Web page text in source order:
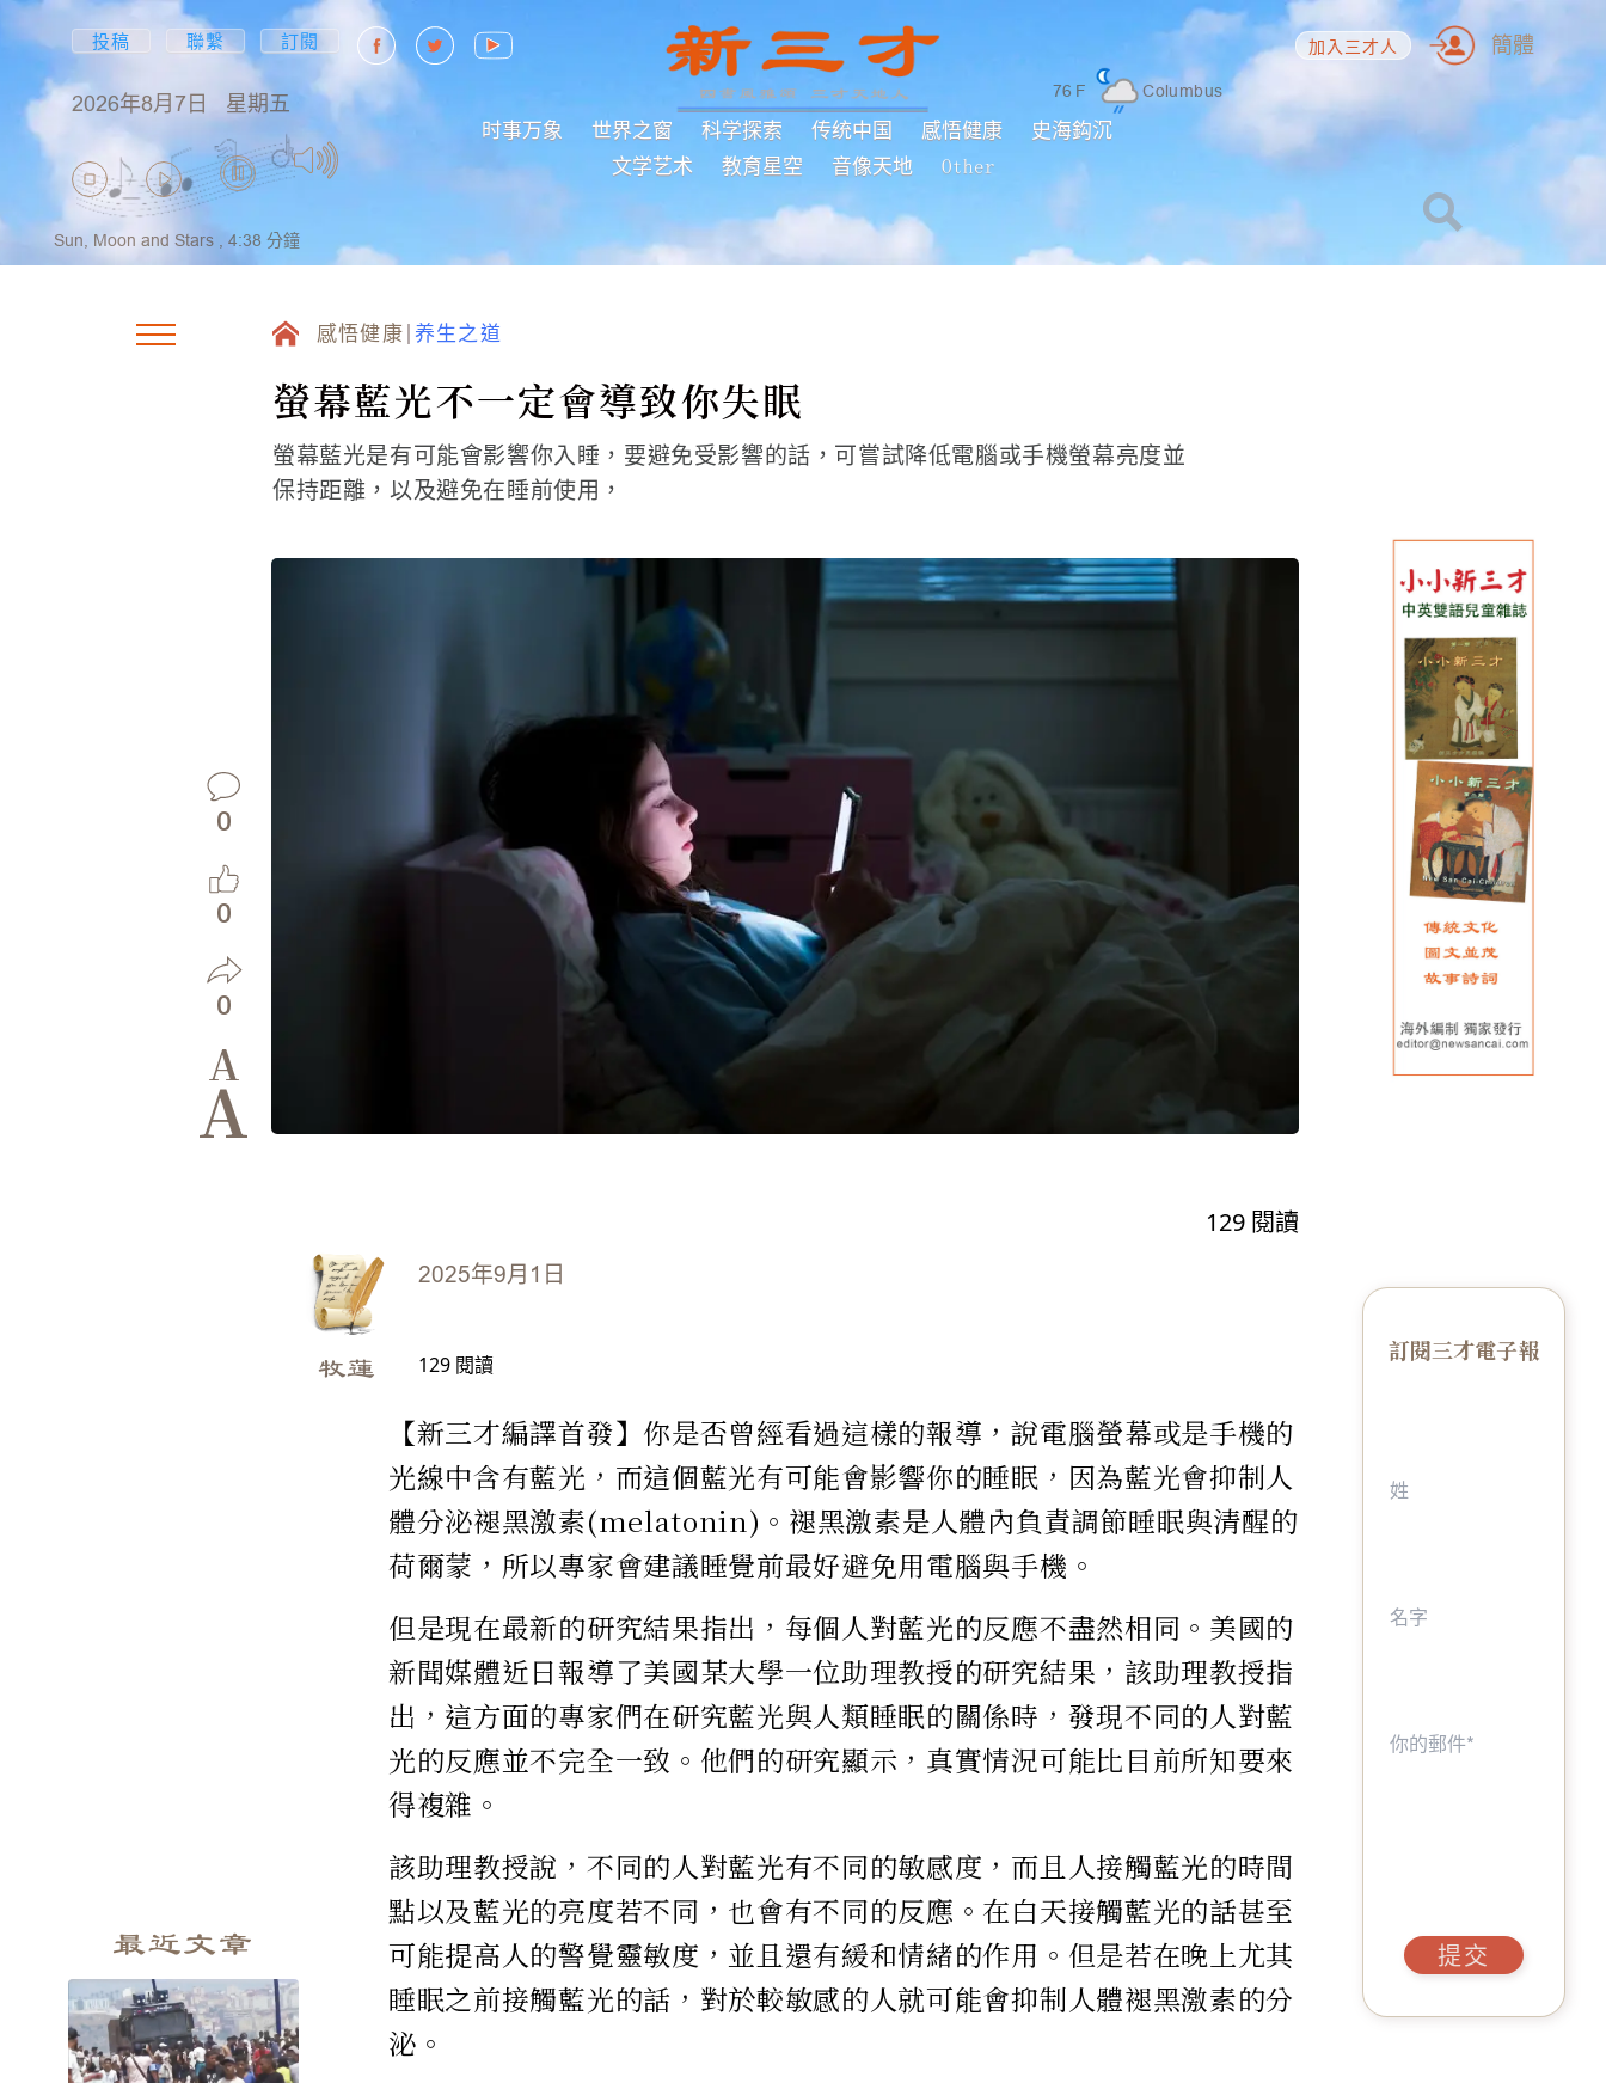
投稿 聯繫 訂閱
2026年8月7日 星期五 76 F Columbus
时事万象 世界之窗 科学探索 传统中国 感悟健康
史海鈎沉
文学艺术
教育星空 音像天地 Other
加入三才人 簡體
Sun, Moon and Stars , 4:38 分鐘
感悟健康 养生之道
螢幕藍光不一定會導致你失眠
螢幕藍光是有可能會影響你入睡，要避免受影響的話，可嘗試降低電腦或手機螢幕亮度並
保持距離，以及避免在睡前使用，
0
0
0
A
A
129 閱讀
最近文章
2025年9月1日
牧蓮 129 閱讀
【新三才編譯首發】你是否曾經看過這樣的報導，說電腦螢幕或是手機的
光線中含有藍光，而這個藍光有可能會影響你的睡眠，因為藍光會抑制人
體分泌褪黑激素(melatonin)。褪黑激素是人體內負責調節睡眠與清醒的
荷爾蒙，所以專家會建議睡覺前最好避免用電腦與手機。
但是現在最新的研究結果指出，每個人對藍光的反應不盡然相同。美國的
新聞媒體近日報導了美國某大學一位助理教授的研究結果，該助理教授指
出，這方面的專家們在研究藍光與人類睡眠的關係時，發現不同的人對藍
光的反應並不完全一致。他們的研究顯示，真實情況可能比目前所知要來
得複雜。
該助理教授說，不同的人對藍光有不同的敏感度，而且人接觸藍光的時間
點以及藍光的亮度若不同，也會有不同的反應。在白天接觸藍光的話甚至
可能提高人的警覺靈敏度，並且還有緩和情緒的作用。但是若在晚上尤其
睡眠之前接觸藍光的話，對於較敏感的人就可能會抑制人體褪黑激素的分
泌。
訂閱三才電子報
提交